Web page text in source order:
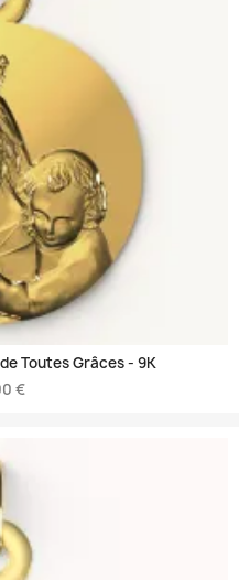
Toutes Grâces - 9K
€